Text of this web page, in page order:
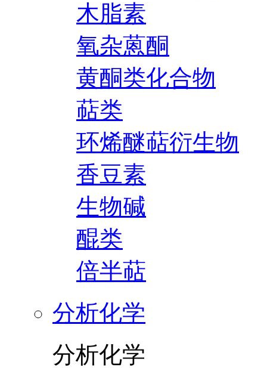
木脂素
氧杂蒽酮
黄酮类化合物
萜类
环烯醚萜衍生物
香豆素
生物碱
醌类
倍半萜
分析化学
分析化学